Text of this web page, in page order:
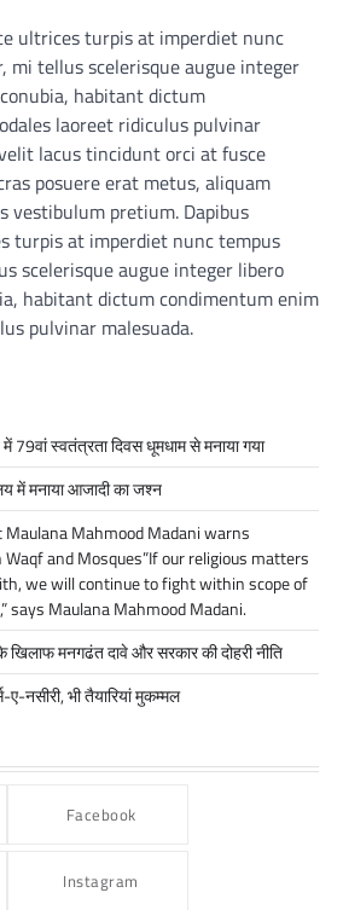
ultrices turpis at imperdiet nunc
mi tellus scelerisque augue integer
habitant dictum
laoreet ridiculus pulvinar
lacus tincidunt orci at fusce
posuere erat metus, aliquam
vestibulum pretium. Dapibus
turpis at imperdiet nunc tempus
scelerisque augue integer libero
habitant dictum condimentum enim
pulvinar malesuada.
79वां स्वतंत्रता दिवस धूमधाम से मनाया गया
में मनाया आजादी का जश्न
Maulana Mahmood Madani warns
and Mosques”If our religious matters
we will continue to fight within scope of
says Maulana Mahmood Madani.
खिलाफ मनगढंत दावे और सरकार की दोहरी नीति
नसीरी, भी तैयारियां मुकम्मल
Facebook
Instagram